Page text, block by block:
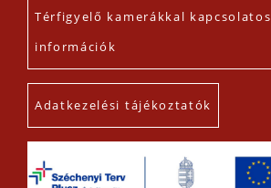
Térfigyelő kamerákkal kapcsolatos
információk
Adatkezelési tájékoztatók